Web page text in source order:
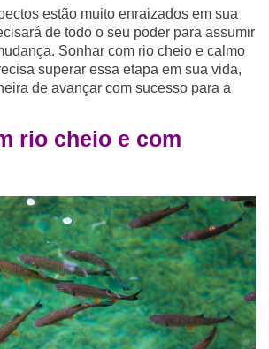
estão muito enraizados em sua
de todo o seu poder para assumir
Sonhar com rio cheio e calmo
superar essa etapa em sua vida,
de avançar com sucesso para a
rio cheio e com